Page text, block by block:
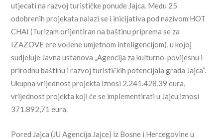
utjecati na razvoj turističke ponude Jajca. Među 25
odobrenih projekata nalazi se i inicijativa pod nazivom HOT
CHAI (Turizam orijentiran na baštinu priprema se za
IZAZOVE ere vođene umjetnom inteligencijom), u kojoj
sudjeluje Javna ustanova „Agencija za kulturno-povijesnu i
prirodnu baštinu i razvoj turističkih potencijala grada Jajca“.
Ukupna vrijednost projekta iznosi 2.241.428,39 eura,
vrijednost projekta koji će se implementirati u Jajcu iznosi
371.892,71 eura.
Pored Jajca (JU Agencija Jajce) iz Bosne i Hercegovine u